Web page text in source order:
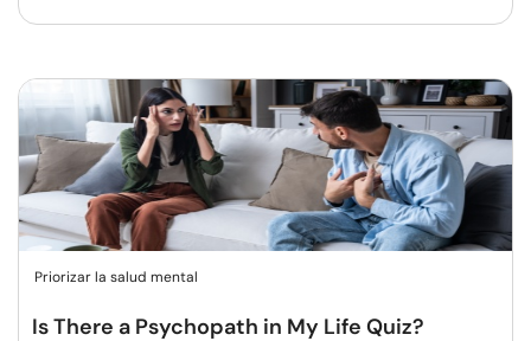
Priorizar la salud mental
Is There a Psychopath in My Life Quiz?